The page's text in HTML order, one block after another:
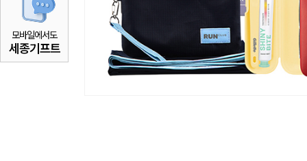
모바일에서도
세종기프트